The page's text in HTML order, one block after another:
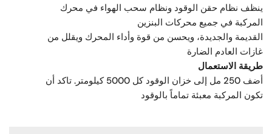
ينظف نظام حقن الوقود ونظام سحب الهواء في محرك
المركبة في جميع محركات البنزين
القديمة والجديدة، ويحسن من قوة وأداء المحرك ويقلل من
غازات العادم الضارة
طريقة الاستعمال
أضف 250 مل إلى خزان الوقود كل 5000 كيلومتر. تاكد أن
تكون المركبة معبئة تماماً بالوقود